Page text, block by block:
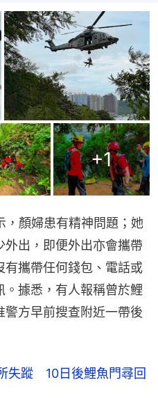
+1
，顏婦患有精神問題；她
出，即便外出亦會攜帶
有攜帶任何錢包、電話或
。據悉，有人報稱曾於鯉
方早前搜查附近一帶後
失蹤 10日後鯉魚門尋回